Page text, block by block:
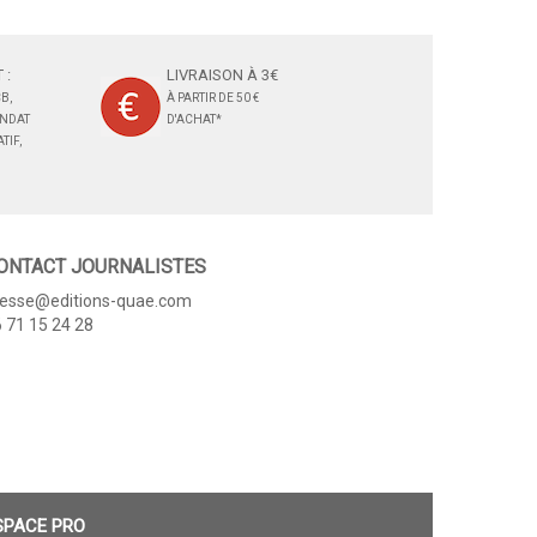
: LIVRAISON À 3€
À PARTIR DE 50 €
D'ACHAT*
JOURNALISTES
quae.com
71 15 24 28
PRO